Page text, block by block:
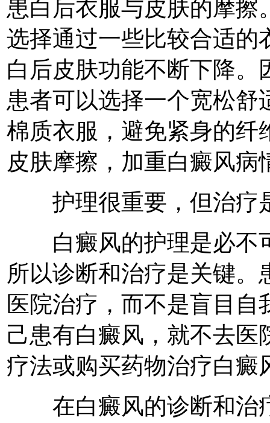
患白后衣服与皮肤的摩擦
选择通过一些比较合适的
白后皮肤功能不断下降。
患者可以选择一个宽松舒
棉质衣服，避免紧身的纤
皮肤摩擦，加重白癜风病
护理很重要，但治疗
白癜风的护理是必不
所以诊断和治疗是关键
医院治疗，而不是盲目
己患有白癜风，就不去医
疗法或购买药物治疗白癜
在白癜风的诊断和治